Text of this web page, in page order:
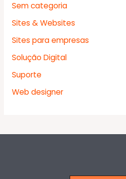
Sem categoria
Sites & Websites
Sites para empresas
Solução Digital
Suporte
Web designer